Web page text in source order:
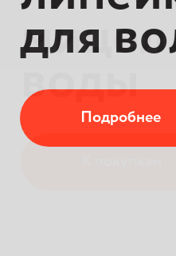
для
Подробнее
воды